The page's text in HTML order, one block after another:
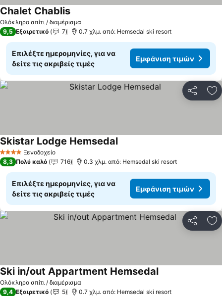
Ολόκληρο σπίτι / διαμέρισμα
Chalet Chablis
9,5 Εξαιρετικό 7 0.7 χλμ. από: Hemsedal ski resort
Επιλέξτε ημερομηνίες, για να
δείτε τις ακριβείς τιμές
Εμφάνιση τιμών
4 ΑστέριαΞενοδοχείο
Skistar Lodge Hemsedal
8,3 Πολύ καλό 716 0.3 χλμ. από: Hemsedal ski resort
Επιλέξτε ημερομηνίες, για να
δείτε τις ακριβείς τιμές
Εμφάνιση τιμών
Ολόκληρο σπίτι / διαμέρισμα
Ski in/out Appartment Hemsedal
9,4 Εξαιρετικό 5 0.7 χλμ. από: Hemsedal ski resort